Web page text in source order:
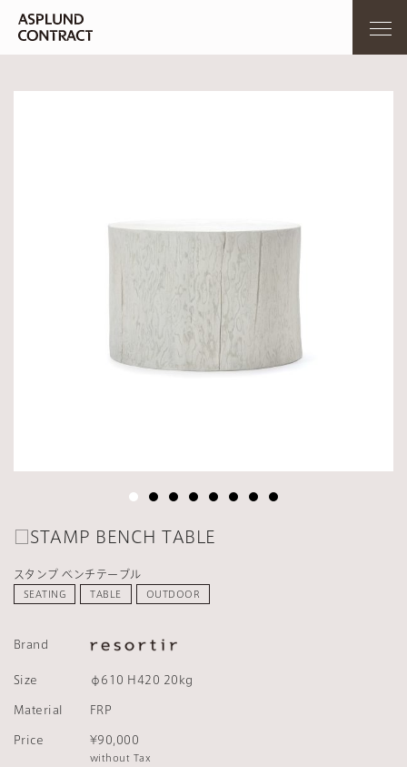
□STAMP BENCH TABLE
スタンプ ベンチテーブル
SEATING TABLE OUTDOOR
Brand
Size φ610 H420 20kg
Material FRP
Price ¥90,000
without Tax